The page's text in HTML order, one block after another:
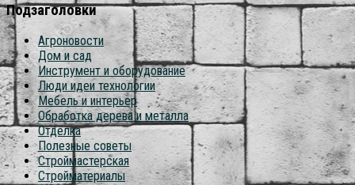
Подзаголовки
Агроновости
Дом и сад
Инструмент и оборудование
Люди идеи технологии
Мебель и интерьер
Обработка дерева и металла
Отделка
Полезные советы
Строймастерская
Стройматериалы